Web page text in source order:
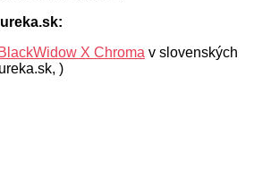
X Chroma v slovenských
)